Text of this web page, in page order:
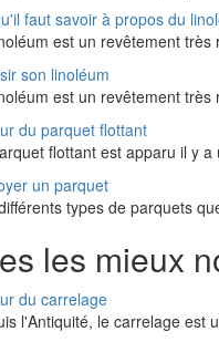
faut savoir à propos du
est un revêtement
son linoléum
est un revêtement
du parquet flottant
flottant est apparu il y
un parquet
types de parquets
les mieux
du carrelage
l'Antiquité, le carrelage est